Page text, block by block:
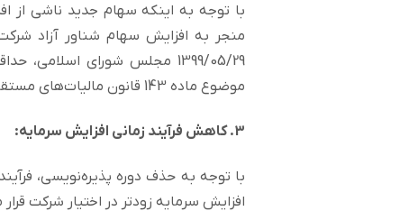
با توجه به اینکه سهام جدید ناشی از
منجر به افزایش سهام شناور آزاد
1399/05/29 مجلس شورای
موضوع ماده 143 قانون مالیات‌های مستقیم، از 20 درصد به 25 درصد افزایش یافت.
3. کاهش فرآیند زمانی افزایش سرمایه:
با توجه به حذف دوره پذیره‌نویسی،
افزایش سرمایه زودتر در اختیار شرکت